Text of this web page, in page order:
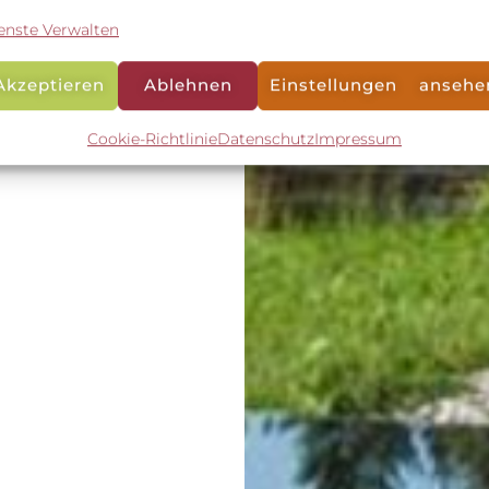
Verwalten
Ablehnen Einstellungen
Cookie-RichtlinieDatenschutzImpressum